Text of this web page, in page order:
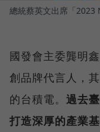
總統蔡英文出席「2023
國發會主委龔明
創品牌代言人，
的台積電。 過去
打造深厚的產業